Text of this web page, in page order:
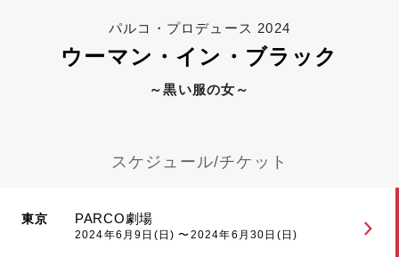
パルコ・プロデュース 2024
ウーマン・イン・ブラック
～黒い服の女～
スケジュール/チケット
東京 PARCO劇場
2024年6月9日(日) 〜2024年6月30日(日)